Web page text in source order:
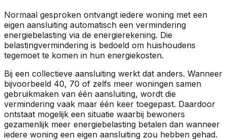
Normaal gesproken ontvangt iedere woning met een
eigen aansluiting automatisch een vermindering
energiebelasting via de energierekening. Die
belastingvermindering is bedoeld om huishoudens
tegemoet te komen in hun energiekosten.
Bij een collectieve aansluiting werkt dat anders. Wanneer
bijvoorbeeld 40, 70 of zelfs meer woningen samen
gebruikmaken van één aansluiting, wordt die
vermindering vaak maar één keer toegepast. Daardoor
ontstaat mogelijk een situatie waarbij bewoners
gezamenlijk meer energiebelasting betalen dan wanneer
iedere woning een eigen aansluiting zou hebben gehad.